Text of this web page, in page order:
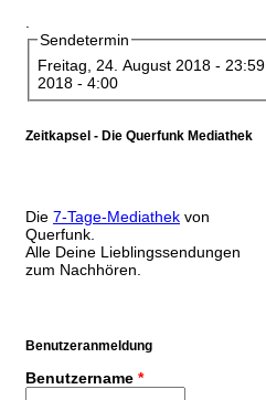
Sendetermin
Freitag, 24. August 2018 - 23:59
2018 - 4:00
Zeitkapsel - Die Querfunk Mediathek
Die 7-Tage-Mediathek von
Querfunk.
Alle Deine Lieblingssendungen
zum Nachhören.
Benutzeranmeldung
Benutzername *